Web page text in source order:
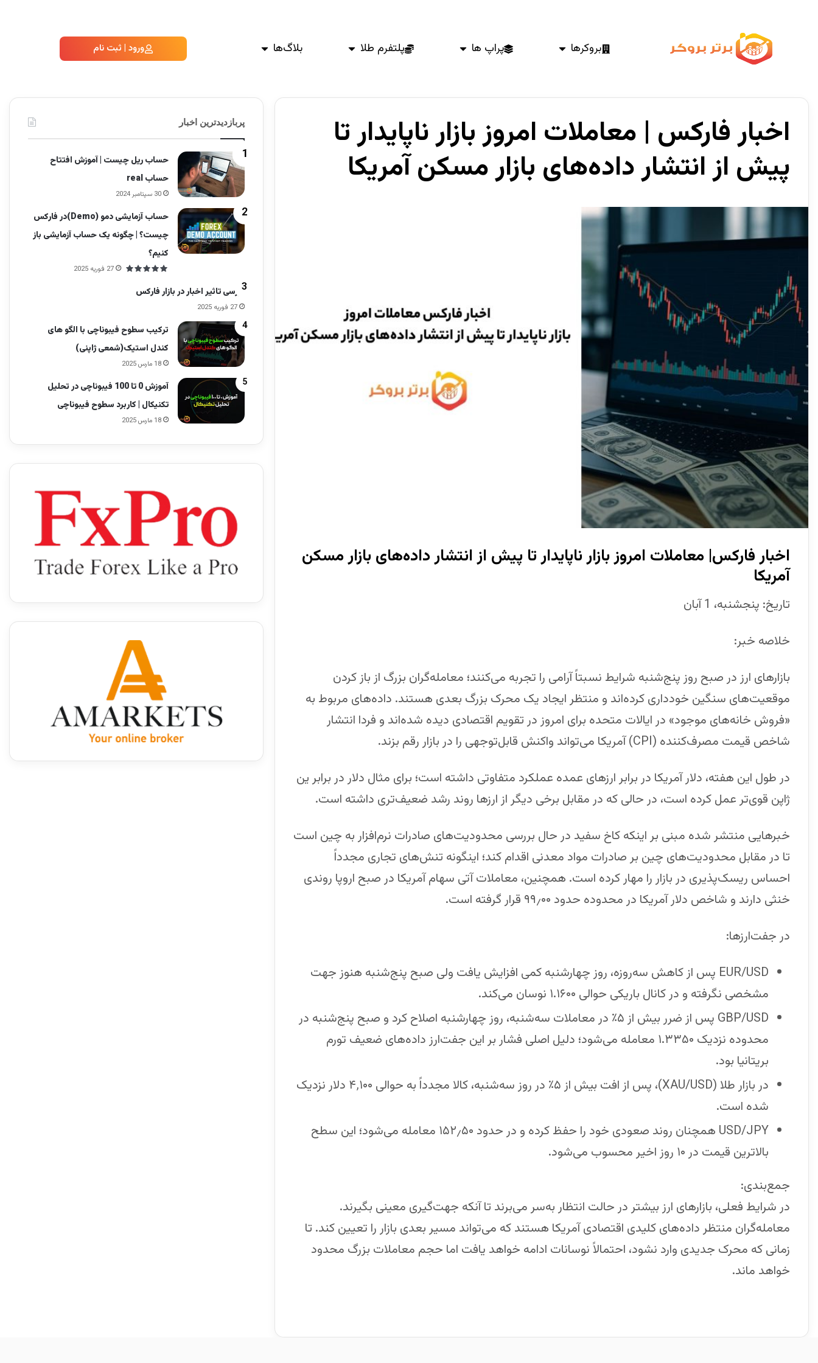
بروکرها پراپ ها پلتفرم طلا بلاگ‌ها ورود | ثبت نام
اخبار فارکس | معاملات امروز بازار ناپایدار تا
پیش از انتشار داده‌های بازار مسکن آمریکا
اخبار فارکس| معاملات امروز بازار ناپایدار تا پیش از انتشار داده‌های بازار مسکن
آمریکا
تاریخ: پنجشنبه، 1 آبان
خلاصه خبر:
بازارهای ارز در صبح روز پنج‌شنبه شرایط نسبتاً آرامی را تجربه می‌کنند؛ معامله‌گران بزرگ از باز کردن
موقعیت‌های سنگین خودداری کرده‌اند و منتظر ایجاد یک محرک بزرگ بعدی هستند. داده‌های مربوط به
«فروش خانه‌های موجود» در ایالات متحده برای امروز در تقویم اقتصادی دیده شده‌اند و فردا انتشار
شاخص قیمت مصرف‌کننده (CPI) آمریکا می‌تواند واکنش قابل‌توجهی را در بازار رقم بزند.
در طول این هفته، دلار آمریکا در برابر ارزهای عمده عملکرد متفاوتی داشته است؛ برای مثال دلار در برابر ین
ژاپن قوی‌تر عمل کرده است، در حالی که در مقابل برخی دیگر از ارزها روند رشد ضعیف‌تری داشته است.
خبرهایی منتشر شده مبنی بر اینکه کاخ سفید در حال بررسی محدودیت‌های صادرات نرم‌افزار به چین است
تا در مقابل محدودیت‌های چین بر صادرات مواد معدنی اقدام کند؛ اینگونه تنش‌های تجاری مجدداً
احساس ریسک‌پذیری در بازار را مهار کرده است. همچنین، معاملات آتی سهام آمریکا در صبح اروپا روندی
خنثی دارند و شاخص دلار آمریکا در محدوده حدود ۹۹٫۰۰ قرار گرفته است.
در جفت‌ارزها:
EUR/USD پس از کاهش سه‌روزه، روز چهارشنبه کمی افزایش یافت ولی صبح پنج‌شنبه هنوز جهت
مشخصی نگرفته و در کانال باریکی حوالی ۱.۱۶۰۰ نوسان می‌کند.
GBP/USD پس از ضرر بیش از ۵٪ در معاملات سه‌شنبه، روز چهارشنبه اصلاح کرد و صبح پنج‌شنبه در
محدوده نزدیک ۱.۳۳۵۰ معامله می‌شود؛ دلیل اصلی فشار بر این جفت‌ارز داده‌های ضعیف تورم
بریتانیا بود.
در بازار طلا (XAU/USD)، پس از افت بیش از ۵٪ در روز سه‌شنبه، کالا مجدداً به حوالی ۴٬۱۰۰ دلار نزدیک
شده است.
USD/JPY همچنان روند صعودی خود را حفظ کرده و در حدود ۱۵۲٫۵۰ معامله می‌شود؛ این سطح
بالاترین قیمت در ۱۰ روز اخیر محسوب می‌شود.
جمع‌بندی:
در شرایط فعلی، بازارهای ارز بیشتر در حالت انتظار به‌سر می‌برند تا آنکه جهت‌گیری معینی بگیرند.
معامله‌گران منتظر داده‌های کلیدی اقتصادی آمریکا هستند که می‌تواند مسیر بعدی بازار را تعیین کند. تا
زمانی که محرک جدیدی وارد نشود، احتمالاً نوسانات ادامه خواهد یافت اما حجم معاملات بزرگ محدود
خواهد ماند.
پربازدیدترین اخبار
حساب ریل چیست | آموزش افتتاح
حساب real
30 سپتامبر 2024
حساب آزمایشی دمو (Demo)در فارکس
چیست؟ | چگونه یک حساب آزمایشی باز
کنیم؟
27 فوریه 2025
بررسی تاثیر اخبار در بازار فارکس
27 فوریه 2025
ترکیب سطوح فیبوناچی با الگو های
کندل استیک(شمعی ژاپنی)
18 مارس 2025
آموزش 0 تا 100 فیبوناچی در تحلیل
تکنیکال | کاربرد سطوح فیبوناچی
18 مارس 2025